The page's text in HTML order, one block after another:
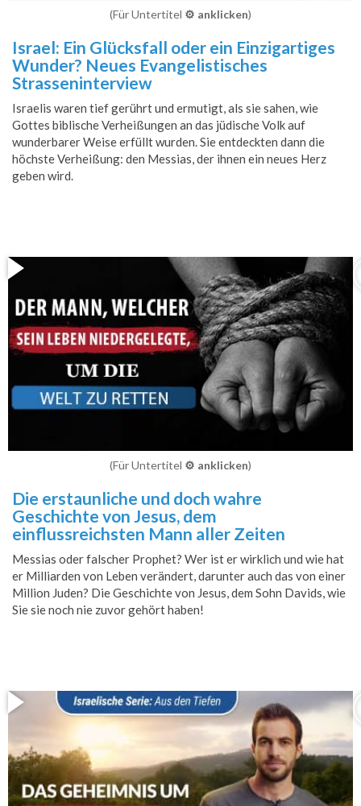
(Für Untertitel ⚙️ anklicken)
Israel: Ein Glücksfall oder ein Einzigartiges
Wunder? Neues Evangelistisches
Strasseninterview
Israelis waren tief gerührt und ermutigt, als sie sahen, wie
Gottes biblische Verheißungen an das jüdische Volk auf
wunderbarer Weise erfüllt wurden. Sie entdeckten dann die
höchste Verheißung: den Messias, der ihnen ein neues Herz
geben wird.
(Für Untertitel ⚙️ anklicken)
Die erstaunliche und doch wahre
Geschichte von Jesus, dem
einflussreichsten Mann aller Zeiten
Messias oder falscher Prophet? Wer ist er wirklich und wie hat
er Milliarden von Leben verändert, darunter auch das von einer
Million Juden? Die Geschichte von Jesus, dem Sohn Davids, wie
Sie sie noch nie zuvor gehört haben!